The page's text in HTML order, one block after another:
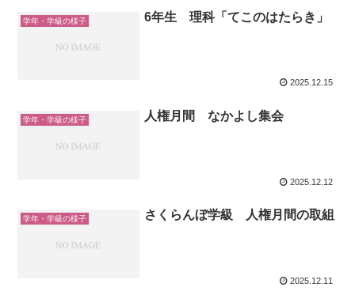
学年・学級の様子 6年生 理科「てこのはたらき」
2025.12.15
学年・学級の様子 人権月間 なかよし集会
2025.12.12
学年・学級の様子 さくらんぼ学級 人権月間の取組
2025.12.11